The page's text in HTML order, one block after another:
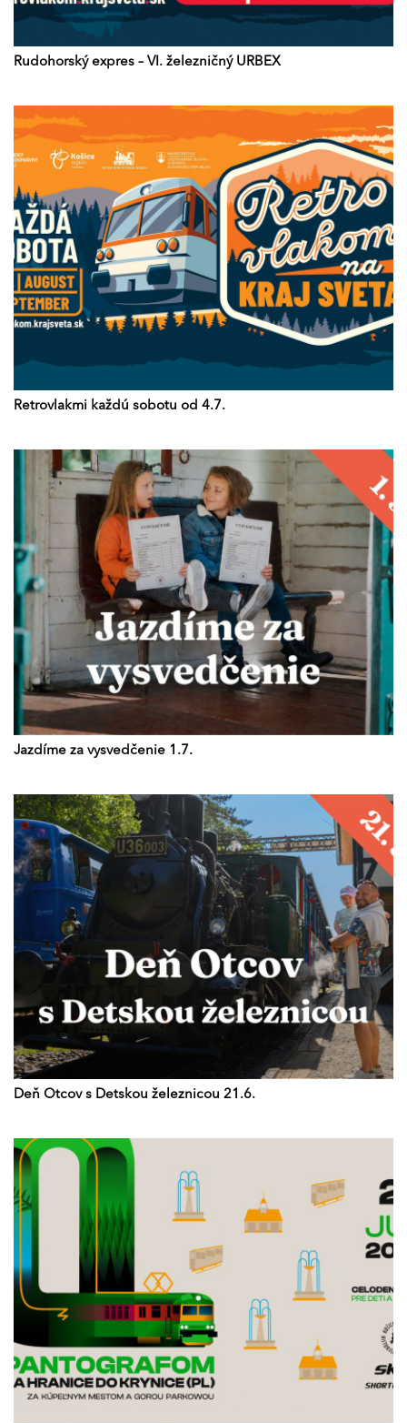
Rudohorský expres – VI. železničný URBEX
Retrovlakmi každú sobotu od 4.7.
Jazdíme za vysvedčenie 1.7.
Deň Otcov s Detskou železnicou 21.6.